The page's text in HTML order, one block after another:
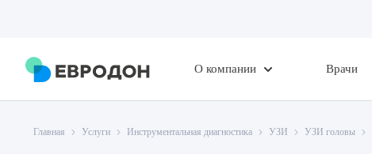
О компании Врачи
Главная Услуги Инструментальная диагностика УЗИ УЗИ головы